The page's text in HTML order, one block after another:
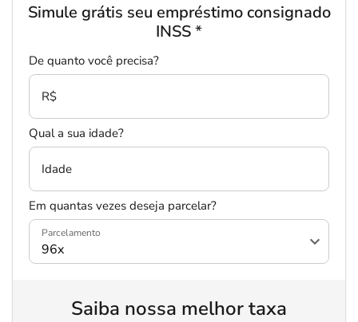
Simule grátis seu empréstimo consignado
INSS*
De quanto você precisa?
R$
Qual a sua idade?
Idade
Em quantas vezes deseja parcelar?
Parcelamento
Saiba nossa melhor taxa